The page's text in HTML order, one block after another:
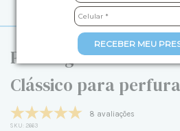
RECEBER MEU
Piercing de Prata
Clássico para
8 avaliações
SKU: 2663